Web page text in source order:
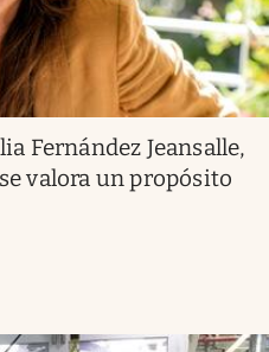
Fernández Jeansalle,
valora un propósito